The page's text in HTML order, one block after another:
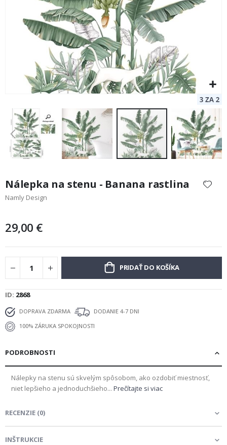
začiatok
galérie
Nálepka na stenu - Banana rastlina
Namly Design
29,00 €
PRIDAŤ DO KOŠÍKA
ID 2868
DOPRAVA ZDARMA
DODANIE 4-7 DNI
100% ZÁRUKA SPOKOJNOSTI
PODROBNOSTI
Nálepky na stenu sú skvelým spôsobom, ako ozdobiť miestnosť,
niet lepšieho a jednoduchšieho... Prečítajte si viac
RECENZIE (0)
INŠTRUKCIE